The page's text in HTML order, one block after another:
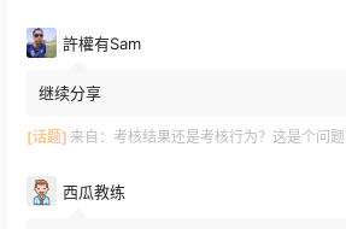
許權有Sam
继续分享
[话题] 来自： 考核结果还是考核行为？这是个问题
西瓜教练